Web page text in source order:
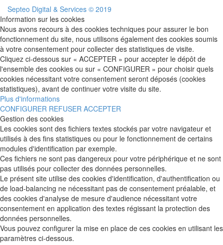
Septeo Digital & Services © 2019
Information sur les cookies
Nous avons recours à des cookies techniques pour assurer le bon
fonctionnement du site, nous utilisons également des cookies soumis
à votre consentement pour collecter des statistiques de visite.
Cliquez ci-dessous sur « ACCEPTER » pour accepter le dépôt de
l'ensemble des cookies ou sur « CONFIGURER » pour choisir quels
cookies nécessitant votre consentement seront déposés (cookies
statistiques), avant de continuer votre visite du site.
Plus d'informations
CONFIGURER REFUSER ACCEPTER
Gestion des cookies
Les cookies sont des fichiers textes stockés par votre navigateur et
utilisés à des fins statistiques ou pour le fonctionnement de certains
modules d'identification par exemple.
Ces fichiers ne sont pas dangereux pour votre périphérique et ne sont
pas utilisés pour collecter des données personnelles.
Le présent site utilise des cookies d'identification, d'authentification ou
de load-balancing ne nécessitant pas de consentement préalable, et
des cookies d'analyse de mesure d'audience nécessitant votre
consentement en application des textes régissant la protection des
données personnelles.
Vous pouvez configurer la mise en place de ces cookies en utilisant les
paramètres ci-dessous.